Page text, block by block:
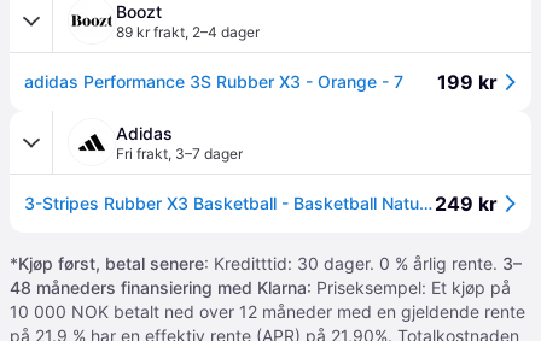
Boozt
89 kr frakt, 2–4 dager
adidas Performance 3S Rubber X3 - Orange - 7 199 kr
Adidas
Fri frakt, 3–7 dager
3-Stripes Rubber X3 Basketball - Basketball Natural / Black / Gold Metallic - 7249 kr
*Kjøp først, betal senere: Kreditttid: 30 dager. 0 % årlig rente. 3–
48 måneders finansiering med Klarna: Priseksempel: Et kjøp på
10 000 NOK betalt ned over 12 måneder med en gjeldende rente
på 21.9 % har en effektiv rente (APR) på 21,90%. Totalkostnaden